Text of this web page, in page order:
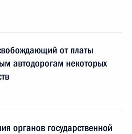
от платы
автодорогам некоторых
органов государственной